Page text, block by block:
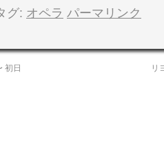
グ: オペラ パーマリンク
初日 リ